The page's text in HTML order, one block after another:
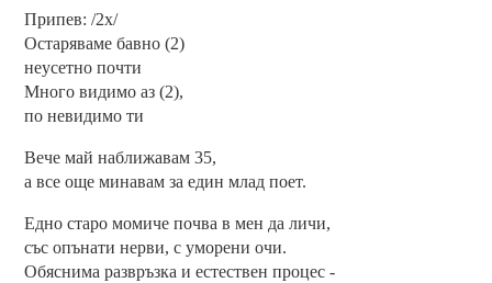
Припев: /2x/
Остаряваме бавно (2)
неусетно почти
Много видимо аз (2),
по невидимо ти
Вече май наближавам 35,
а все още минавам за един млад поет.
Едно старо момиче почва в мен да личи,
със опънати нерви, с уморени очи.
Обяснима развръзка и естествен процес -